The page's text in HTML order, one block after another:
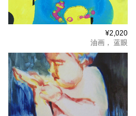
¥2,020
油画， 蓝眼